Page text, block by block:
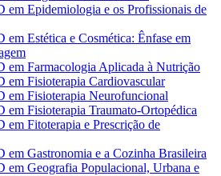
em Epidemiologia e os Profissionais de
em Estética e Cosmética: Ênfase em
em Farmacologia Aplicada à Nutrição
em Fisioterapia Cardiovascular
em Fisioterapia Neurofuncional
em Fisioterapia Traumato-Ortopédica
em Fitoterapia e Prescrição de
em Gastronomia e a Cozinha Brasileira
em Geografia Populacional, Urbana e